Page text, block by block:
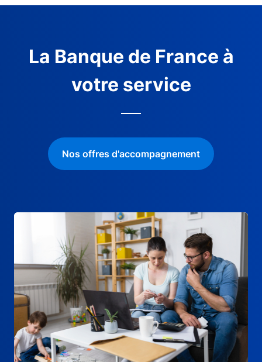
La Banque de France à
votre service
Nos offres d'accompagnement